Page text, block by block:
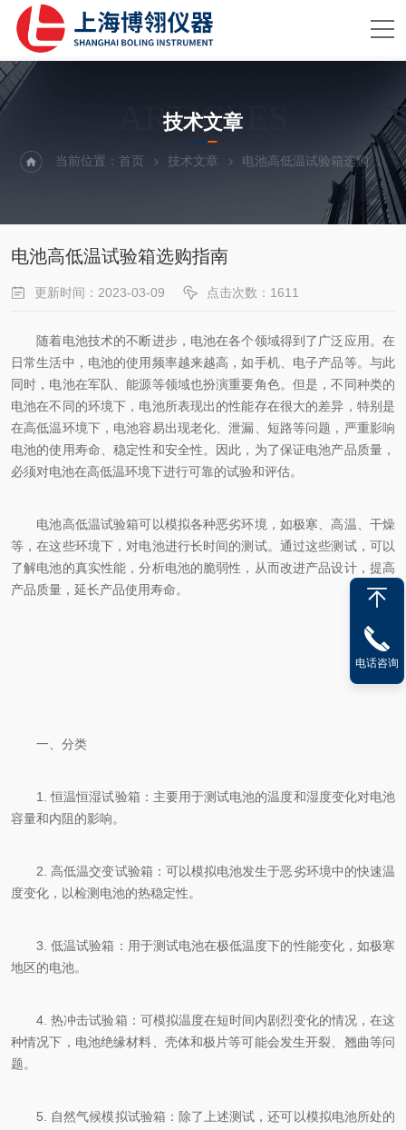
ARTICLES
技术文章
当前位置：首页 技术文章 电池高低温试验箱选购指南
电池高低温试验箱选购指南
更新时间：2023-03-09 点击次数：1611
随着电池技术的不断进步，电池在各个领域得到了广泛应用。在
日常生活中，电池的使用频率越来越高，如手机、电子产品等。与此
同时，电池在军队、能源等领域也扮演重要角色。但是，不同种类的
电池在不同的环境下，电池所表现出的性能存在很大的差异，特别是
在高低温环境下，电池容易出现老化、泄漏、短路等问题，严重影响
电池的使用寿命、稳定性和安全性。因此，为了保证电池产品质量，
必须对电池在高低温环境下进行可靠的试验和评估。
电池高低温试验箱可以模拟各种恶劣环境，如极寒、高温、干燥
等，在这些环境下，对电池进行长时间的测试。通过这些测试，可以
了解电池的真实性能，分析电池的脆弱性，从而改进产品设计，提高
产品质量，延长产品使用寿命。
一、分类
1. 恒温恒湿试验箱：主要用于测试电池的温度和湿度变化对电池
容量和内阻的影响。
2. 高低温交变试验箱：可以模拟电池发生于恶劣环境中的快速温
度变化，以检测电池的热稳定性。
3. 低温试验箱：用于测试电池在极低温度下的性能变化，如极寒
地区的电池。
4. 热冲击试验箱：可模拟温度在短时间内剧烈变化的情况，在这
种情况下，电池绝缘材料、壳体和极片等可能会发生开裂、翘曲等问
题。
5. 自然气候模拟试验箱：除了上述测试，还可以模拟电池所处的
电话咨询